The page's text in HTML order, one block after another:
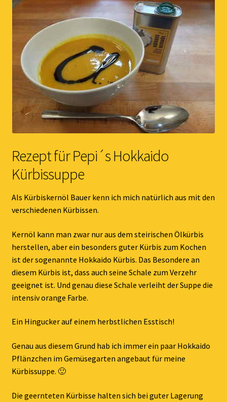
Rezept für Pepi´s Hokkaido
Kürbissuppe
Als Kürbiskernöl Bauer kenn ich mich natürlich aus mit den
verschiedenen Kürbissen.
Kernöl kann man zwar nur aus dem steirischen Ölkürbis
herstellen, aber ein besonders guter Kürbis zum Kochen
ist der sogenannte Hokkaido Kürbis. Das Besondere an
diesem Kürbis ist, dass auch seine Schale zum Verzehr
geeignet ist. Und genau diese Schale verleiht der Suppe die
intensiv orange Farbe.
Ein Hingucker auf einem herbstlichen Esstisch!
Genau aus diesem Grund hab ich immer ein paar Hokkaido
Pflänzchen im Gemüsegarten angebaut für meine
Kürbissuppe. 🙂
Die geernteten Kürbisse halten sich bei guter Lagerung